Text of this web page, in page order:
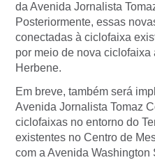
da Avenida Jornalista
Posteriormente, essas
conectadas à ciclofaixa
por meio de nova
Herbene.
Em breve, também será
Avenida Jornalista Tomaz
ciclofaixas no entorno do
existentes no Centro de
com a Avenida Washington